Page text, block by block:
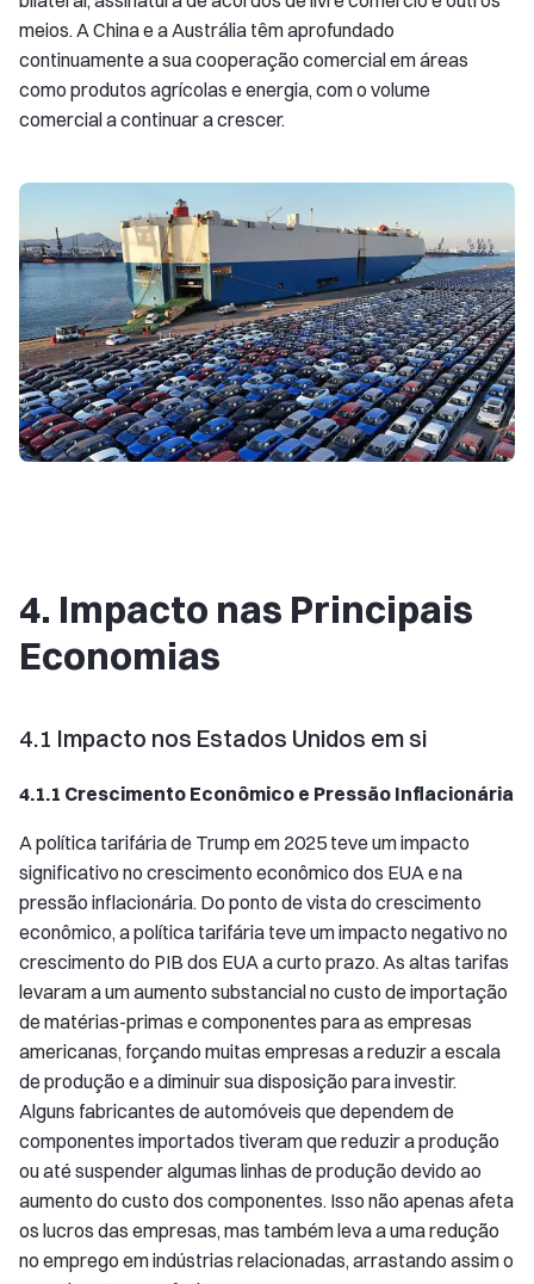
meios. A China e a Austrália têm aprofundado
continuamente a sua cooperação comercial em áreas
como produtos agrícolas e energia, com o volume
comercial a continuar a crescer.
4. Impacto nas Principais
Economias
4.1 Impacto nos Estados Unidos em si
4.1.1 Crescimento Econômico e Pressão Inflacionária
A política tarifária de Trump em 2025 teve um impacto
significativo no crescimento econômico dos EUA e na
pressão inflacionária. Do ponto de vista do crescimento
econômico, a política tarifária teve um impacto negativo no
crescimento do PIB dos EUA a curto prazo. As altas tarifas
levaram a um aumento substancial no custo de importação
de matérias-primas e componentes para as empresas
americanas, forçando muitas empresas a reduzir a escala
de produção e a diminuir sua disposição para investir.
Alguns fabricantes de automóveis que dependem de
componentes importados tiveram que reduzir a produção
ou até suspender algumas linhas de produção devido ao
aumento do custo dos componentes. Isso não apenas afeta
os lucros das empresas, mas também leva a uma redução
no emprego em indústrias relacionadas, arrastando assim o